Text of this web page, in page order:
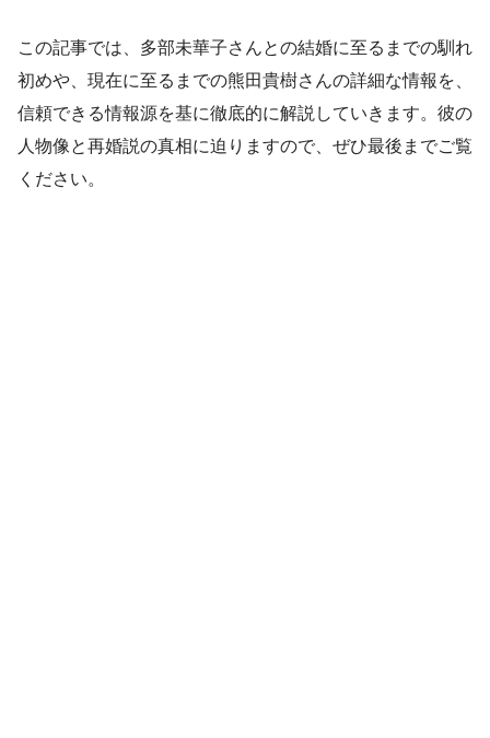
この記事では、多部未華子さんとの結婚に至るまでの馴れ
初めや、現在に至るまでの熊田貴樹さんの詳細な情報を、
信頼できる情報源を基に徹底的に解説していきます。彼の
人物像と再婚説の真相に迫りますので、ぜひ最後までご覧
ください。